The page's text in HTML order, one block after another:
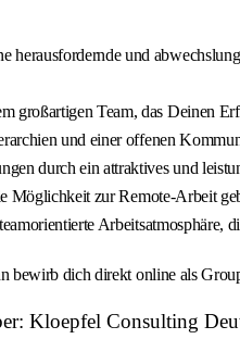
herausfordernde und
großartigen Team, das Deinen
und einer offenen
durch ein attraktives und
Möglichkeit zur Remote-Arbeit
Arbeitsatmosphäre,
bewirb dich direkt online als
Kloepfel Consulting